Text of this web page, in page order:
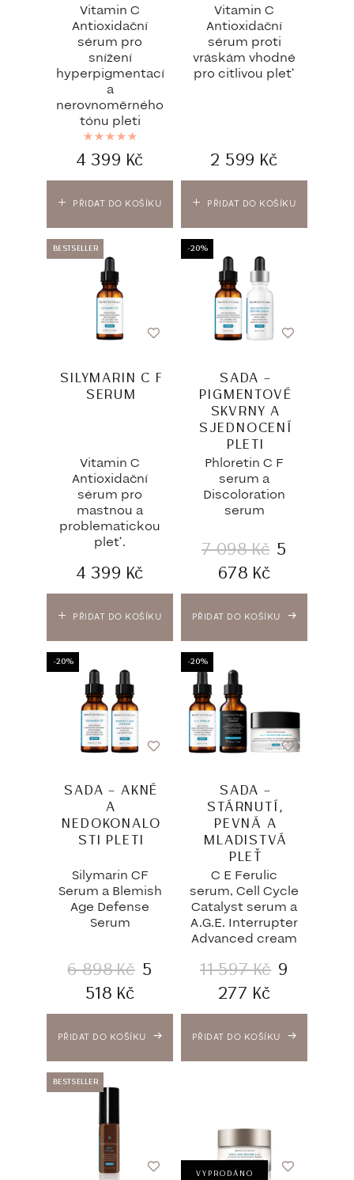
PŘIDAT DO KOŠÍKU
Vitamin C
Antioxidační
sérum pro
snížení
hyperpigmentací
a
nerovnoměrného
tónu pleti
Hodnocení
4 399 Kč
PŘIDAT DO KOŠÍKU
Vitamin C
Antioxidační
sérum proti
vráskám vhodné
pro citlivou pleť
2 599 Kč
BESTSELLER
PŘIDAT DO KOŠÍKU
SILYMARIN C F
SERUM
Vitamin C
Antioxidační
sérum pro
mastnou a
problematickou
pleť.
4 399 Kč
-20%
PŘIDAT DO KOŠÍKU
SADA –
PIGMENTOVÉ
SKVRNY A
SJEDNOCENÍ
PLETI
Phloretin C F
serum a
Discoloration
serum
7 098Kč 5
678 Kč
-20%
PŘIDAT DO KOŠÍKU
SADA – AKNÉ
A
NEDOKONALO
STI PLETI
Silymarin CF
Serum a Blemish
Age Defense
Serum
6 898Kč 5
518 Kč
-20%
PŘIDAT DO KOŠÍKU
SADA –
STÁRNUTÍ,
PEVNÁ A
MLADISTVÁ
PLEŤ
C E Ferulic
serum, Cell Cycle
Catalyst serum a
A.G.E. Interrupter
Advanced cream
11 597Kč 9
277 Kč
BESTSELLER
VYPRODÁNO